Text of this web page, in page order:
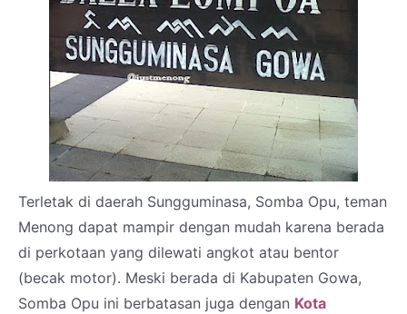
Terletak di daerah Sungguminasa, Somba Opu, teman
Menong dapat mampir dengan mudah karena berada
di perkotaan yang dilewati angkot atau bentor
(becak motor). Meski berada di Kabupaten Gowa,
Somba Opu ini berbatasan juga dengan Kota